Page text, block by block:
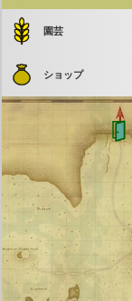
園芸
ショップ